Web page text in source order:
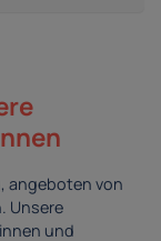
angeboten von
Unsere
und